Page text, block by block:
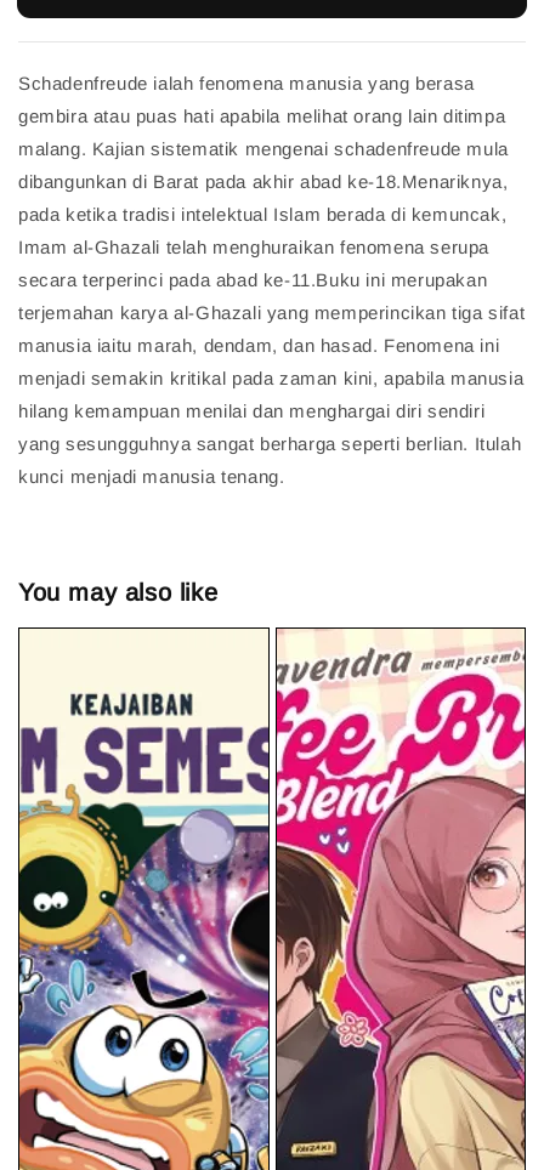
Schadenfreude ialah fenomena manusia yang berasa
gembira atau puas hati apabila melihat orang lain ditimpa
malang. Kajian sistematik mengenai schadenfreude mula
dibangunkan di Barat pada akhir abad ke-18.Menariknya,
pada ketika tradisi intelektual Islam berada di kemuncak,
Imam al-Ghazali telah menghuraikan fenomena serupa
secara terperinci pada abad ke-11.Buku ini merupakan
terjemahan karya al-Ghazali yang memperincikan tiga sifat
manusia iaitu marah, dendam, dan hasad. Fenomena ini
menjadi semakin kritikal pada zaman kini, apabila manusia
hilang kemampuan menilai dan menghargai diri sendiri
yang sesungguhnya sangat berharga seperti berlian. Itulah
kunci menjadi manusia tenang.
You may also like